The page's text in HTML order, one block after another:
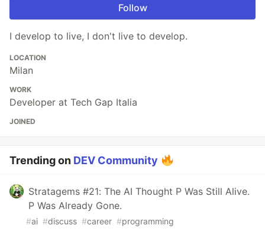
Follow
I develop to live, I don't live to develop.
LOCATION
Milan
WORK
Developer at Tech Gap Italia
JOINED
Trending on DEV Community
Stratagems #21: The AI Thought P Was Still Alive.
P Was Already Gone.
#ai #discuss #career #programming